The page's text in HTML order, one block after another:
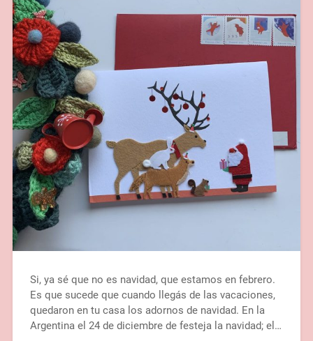
Si, ya sé que no es navidad, que estamos en febrero.
Es que sucede que cuando llegás de las vacaciones,
quedaron en tu casa los adornos de navidad. En la
Argentina el 24 de diciembre de festeja la navidad; el…